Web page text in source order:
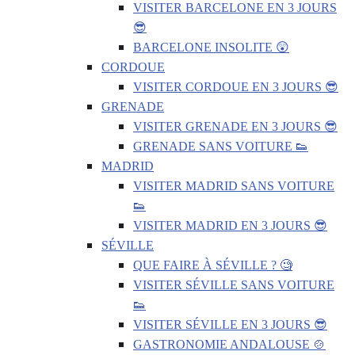
VISITER BARCELONE EN 3 JOURS
😎
BARCELONE INSOLITE 😲
CORDOUE
VISITER CORDOUE EN 3 JOURS 😎
GRENADE
VISITER GRENADE EN 3 JOURS 😎
GRENADE SANS VOITURE 👟
MADRID
VISITER MADRID SANS VOITURE
👟
VISITER MADRID EN 3 JOURS 😎
SÉVILLE
QUE FAIRE À SÉVILLE ? 🧐
VISITER SÉVILLE SANS VOITURE
👟
VISITER SÉVILLE EN 3 JOURS 😎
GASTRONOMIE ANDALOUSE 🍲